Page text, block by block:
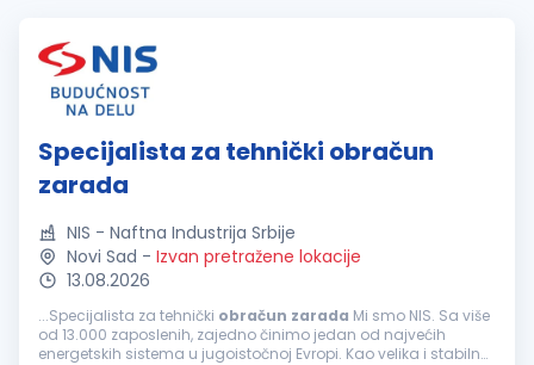
Specijalista za tehnički obračun
zarada
NIS - Naftna Industrija Srbije
Novi Sad - Izvan pretražene lokacije
13.08.2026
...Specijalista za tehnički obračun zarada
od 13.000 zaposlenih, zajedno činimo jedan od najvećih
energetskih sistema u jugoistočnoj Evropi. Kao velika i stabilna